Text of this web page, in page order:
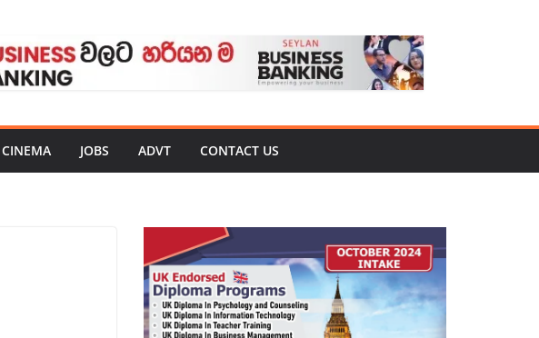
CINEMA JOBS ADVT CONTACT US